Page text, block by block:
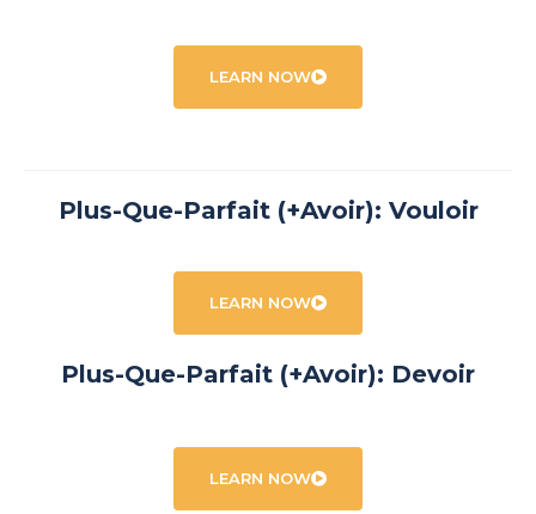
LEARN NOW
Plus-Que-Parfait (+Avoir): Vouloir
LEARN NOW
Plus-Que-Parfait (+Avoir): Devoir
LEARN NOW